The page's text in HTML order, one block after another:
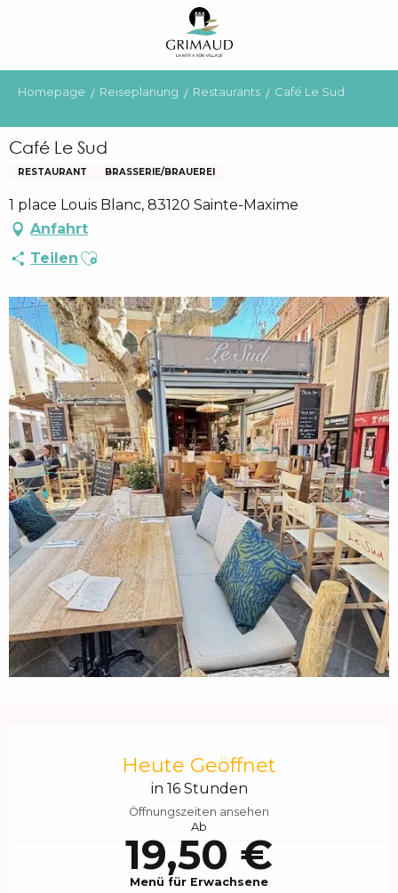
principal
Homepage Reiseplanung Restaurants Café Le Sud
Café Le Sud
RESTAURANT BRASSERIE/BRAUEREI
1 place Louis Blanc, 83120 Sainte-Maxime
Anfahrt
Teilen Ajouter aux favoris
Heute Geöffnet
in 16 Stunden
Öffnungszeiten ansehen
Ab
19,50 €
Menü für Erwachsene